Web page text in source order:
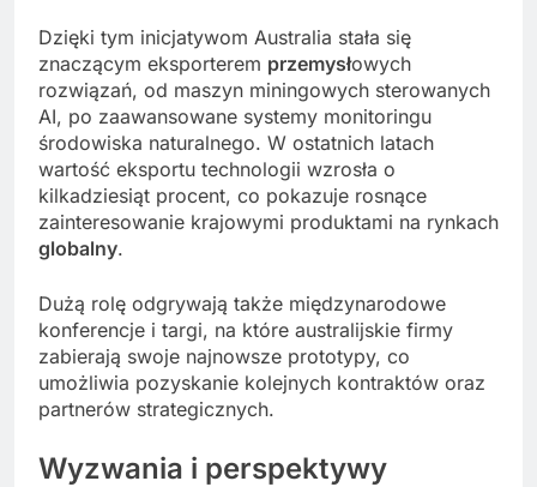
Dzięki tym inicjatywom Australia stała się
znaczącym eksporterem przemysłowych
rozwiązań, od maszyn miningowych sterowanych
AI, po zaawansowane systemy monitoringu
środowiska naturalnego. W ostatnich latach
wartość eksportu technologii wzrosła o
kilkadziesiąt procent, co pokazuje rosnące
zainteresowanie krajowymi produktami na rynkach
globalny.
Dużą rolę odgrywają także międzynarodowe
konferencje i targi, na które australijskie firmy
zabierają swoje najnowsze prototypy, co
umożliwia pozyskanie kolejnych kontraktów oraz
partnerów strategicznych.
Wyzwania i perspektywy